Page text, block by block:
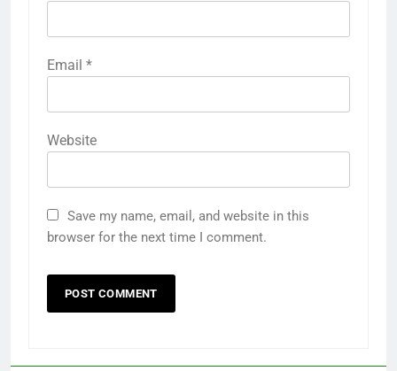
Email *
Website
Save my name, email, and website in this
browser for the next time I comment.